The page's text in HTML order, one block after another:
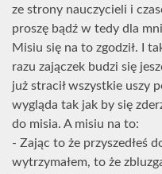
ze strony nauczycieli i
proszę bądź w tedy dla
Misiu się na to zgodził. I
razu zajączek budzi się
już stracił wszystkie uszy
wygląda tak jak by się
do misia. A misiu na to:
- Zając to że przyszedłeś
wytrzymałem, to że